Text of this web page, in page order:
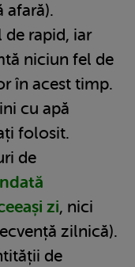
afară).
rapid, iar
niciun fel de
în acest timp.
cu apă
folosit.
de
zi, nici
zilnică).
de